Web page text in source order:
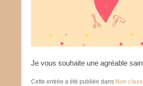
Je vous souhaite une agréable
Cette entrée a été publiée dans Non